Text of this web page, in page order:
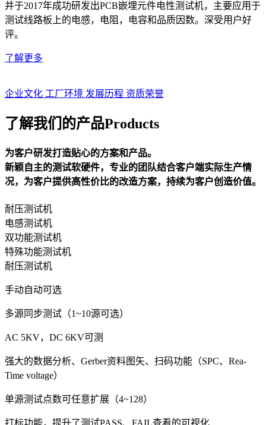
并于2017年成功研发出PCB嵌埋元件电性测试机，主要应用于
测试线路板上的电感，电阻，电容和品质因数。深受用户好
评。
了解更多
企业文化 工厂环境 发展历程 资质荣誉
了解我们的产品Products
为客户研发打造贴心的方案和产品。
新颖自主的测试软硬件，专业的团队结合客户端实际生产情
况，为客户提供高性价比的改造方案，持续为客户创造价值。
耐压测试机
电感测试机
双功能测试机
特殊功能测试机
耐压测试机
手动自动可选
多源同步测试（1~10源可选）
AC 5KV，DC 6KV可测
强大的数据分析、Gerber资料图矢、扫码功能（SPC、Rea-
Time voltage）
单源测试点数可任意扩展（4~128）
打标功能，提升了测试PASS、FAIL查看的可视化